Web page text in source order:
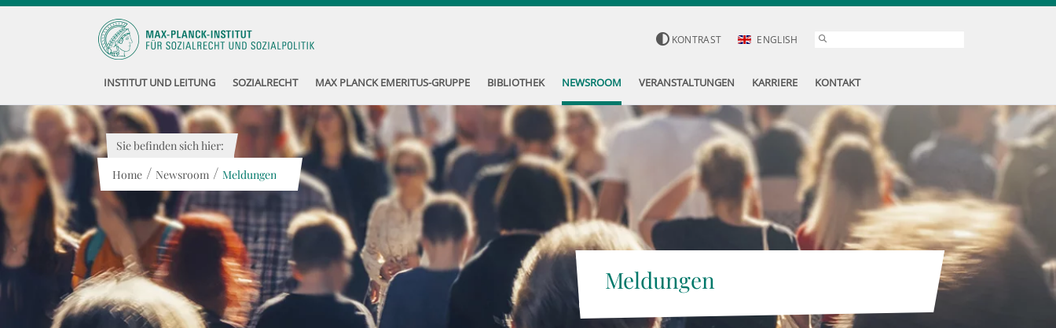
KONTRAST ENGLISH
INSTITUT UND LEITUNG SOZIALRECHT MAX PLANCK EMERITUS-GRUPPE BIBLIOTHEK NEWSROOM VERANSTALTUNGEN KARRIERE KONTAKT
Meldungen
Sie befinden sich hier:
Home / Newsroom / Meldungen